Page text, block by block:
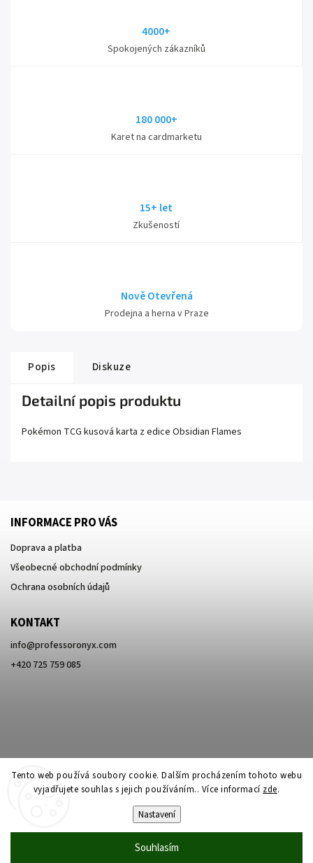
Tento web používá soubory cookie. Dalším procházením tohoto webu
vyjadřujete souhlas s jejich používáním.. Více informací zde.
Nastavení
Souhlasím
4000+
Spokojených zákazníků
180 000+
Karet na cardmarketu
15+ let
Zkušeností
Nově Otevřená
Prodejna a herna v Praze
Popis Diskuze
Detailní popis produktu
Pokémon TCG kusová karta z edice Obsidian Flames
INFORMACE PRO VÁS
Doprava a platba
Všeobecné obchodní podmínky
Ochrana osobních údajů
KONTAKT
info@professoronyx.com
+420 725 759 085
Professor Onyx. Všechna práva vyhrazena.